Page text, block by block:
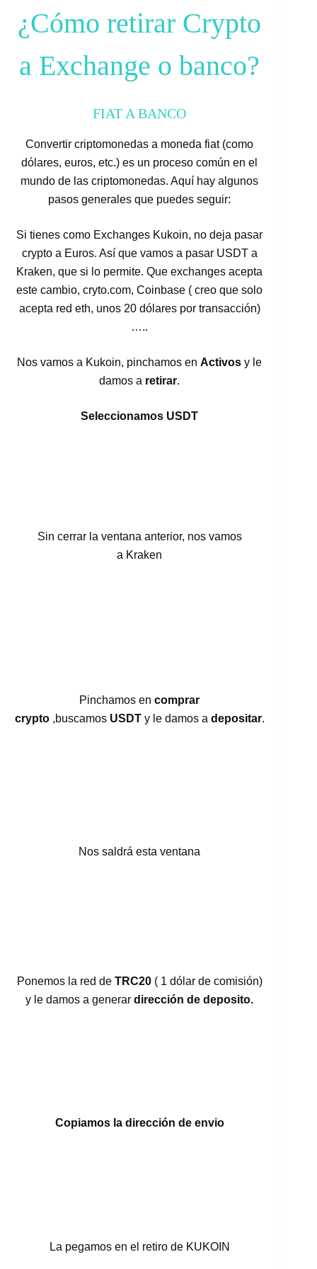
¿Cómo retirar Crypto
a Exchange o banco?
FIAT A BANCO
Convertir criptomonedas a moneda fiat (como
dólares, euros, etc.) es un proceso común en el
mundo de las criptomonedas. Aquí hay algunos
pasos generales que puedes seguir:
Si tienes como Exchanges Kukoin, no deja pasar
crypto a Euros. Así que vamos a pasar USDT a
Kraken, que si lo permite. Que exchanges acepta
este cambio, cryto.com, Coinbase ( creo que solo
acepta red eth, unos 20 dólares por transacción)
…..
Nos vamos a Kukoin, pinchamos enActivos y le
damos a retirar.
Seleccionamos USDT
Sin cerrar la ventana anterior, nos vamos
a Kraken
Pinchamos encomprar
crypto,buscamos USDTy le damos a depositar.
Nos saldrá esta ventana
Ponemos la red de TRC20( 1 dólar de comisión)
y le damos a generardirección de deposito.
Copiamos la dirección de envio
La pegamos en el retiro de KUKOIN